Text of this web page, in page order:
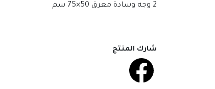
2 وجه وسادة معرق 50×75 سم
شارك المنتج